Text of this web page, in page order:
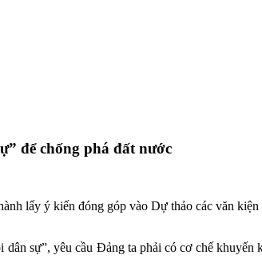
để chống phá đất nước
lấy ý kiến đóng góp vào Dự thảo các văn
sự”, yêu cầu Đảng ta phải có cơ chế